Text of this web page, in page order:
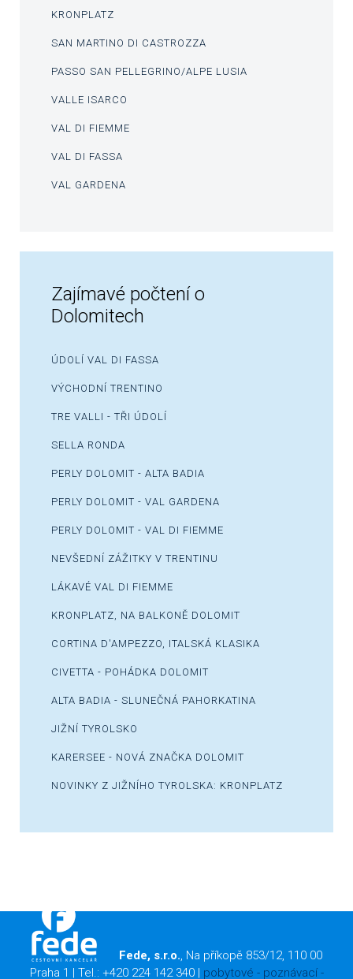
KRONPLATZ
SAN MARTINO DI CASTROZZA
PASSO SAN PELLEGRINO/ALPE LUSIA
VALLE ISARCO
VAL DI FIEMME
VAL DI FASSA
VAL GARDENA
Zajímavé počtení o
Dolomitech
ÚDOLÍ VAL DI FASSA
VÝCHODNÍ TRENTINO
TRE VALLI - TŘI ÚDOLÍ
SELLA RONDA
PERLY DOLOMIT - ALTA BADIA
PERLY DOLOMIT - VAL GARDENA
PERLY DOLOMIT - VAL DI FIEMME
NEVŠEDNÍ ZÁŽITKY V TRENTINU
LÁKAVÉ VAL DI FIEMME
KRONPLATZ, NA BALKONĚ DOLOMIT
CORTINA D'AMPEZZO, ITALSKÁ KLASIKA
CIVETTA - POHÁDKA DOLOMIT
ALTA BADIA - SLUNEČNÁ PAHORKATINA
JIŽNÍ TYROLSKO
KARERSEE - NOVÁ ZNAČKA DOLOMIT
NOVINKY Z JIŽNÍHO TYROLSKA: KRONPLATZ
Fede, s.r.o., Na příkopě 853/12, 110 00
Praha 1 | Tel.: +420 224 142 340 | pobytové - poznávací -